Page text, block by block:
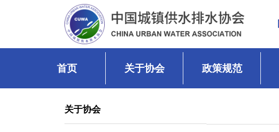
首页 关于协会 政策规范
关于协会